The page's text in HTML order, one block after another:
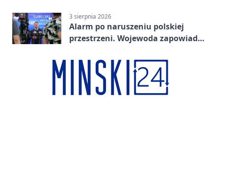
3 sierpnia 2026
Alarm po naruszeniu polskiej
przestrzeni. Wojewoda zapowiada